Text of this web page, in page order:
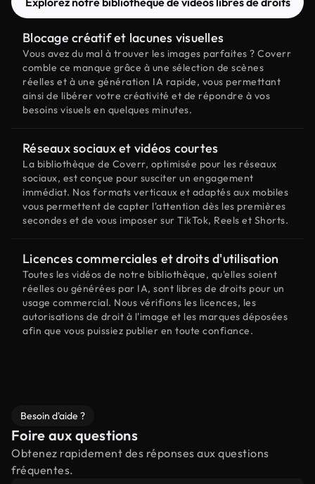
Blocage créatif et lacunes visuelles
Vous avez du mal à trouver les images parfaites ? Coverr
comble ce manque grâce à une sélection de scènes
réelles et à une génération IA rapide, vous permettant
ainsi de libérer votre créativité et de répondre à vos
besoins visuels en quelques minutes.
Réseaux sociaux et vidéos courtes
La bibliothèque de Coverr, optimisée pour les réseaux
sociaux, est conçue pour susciter un engagement
immédiat. Nos formats verticaux et adaptés aux mobiles
vous permettent de capter l'attention dès les premières
secondes et de vous imposer sur TikTok, Reels et Shorts.
Licences commerciales et droits d'utilisation
Toutes les vidéos de notre bibliothèque, qu'elles soient
réelles ou générées par IA, sont libres de droits pour un
usage commercial. Nous vérifions les licences, les
autorisations de droit à l'image et les marques déposées
afin que vous puissiez publier en toute confiance.
Besoin d'aide ?
Foire aux questions
Obtenez rapidement des réponses aux questions
fréquentes.